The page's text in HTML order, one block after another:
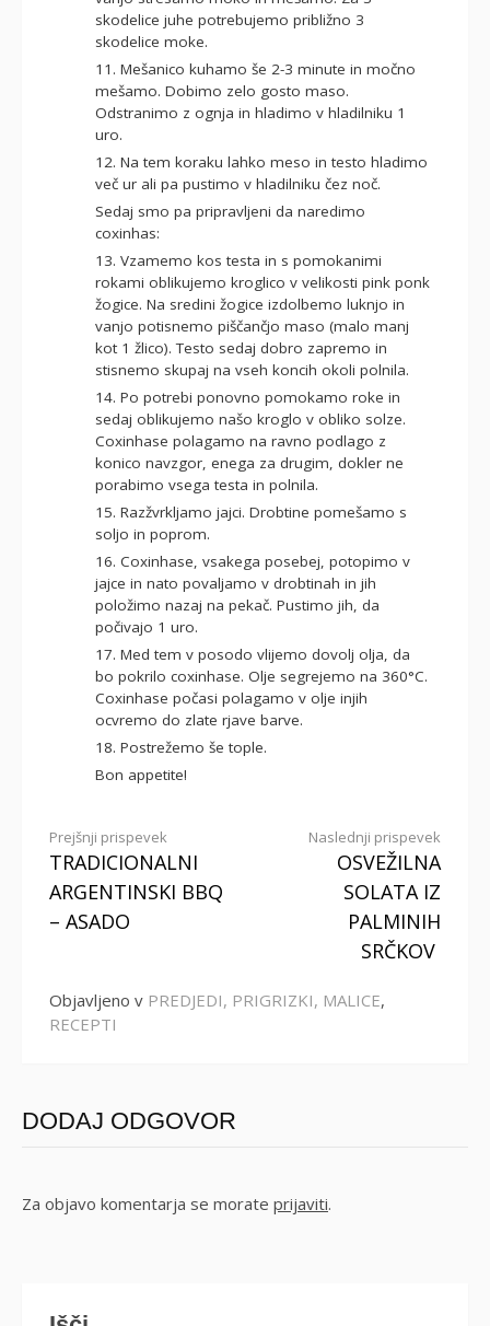
skodelice juhe potrebujemo približno 3
skodelice moke.
11. Mešanico kuhamo še 2-3 minute in močno
mešamo. Dobimo zelo gosto maso.
Odstranimo z ognja in hladimo v hladilniku 1
uro.
12. Na tem koraku lahko meso in testo hladimo
več ur ali pa pustimo v hladilniku čez noč.
Sedaj smo pa pripravljeni da naredimo
coxinhas:
13. Vzamemo kos testa in s pomokanimi
rokami oblikujemo kroglico v velikosti pink ponk
žogice. Na sredini žogice izdolbemo luknjo in
vanjo potisnemo piščančjo maso (malo manj
kot 1 žlico). Testo sedaj dobro zapremo in
stisnemo skupaj na vseh koncih okoli polnila.
14. Po potrebi ponovno pomokamo roke in
sedaj oblikujemo našo kroglo v obliko solze.
Coxinhase polagamo na ravno podlago z
konico navzgor, enega za drugim, dokler ne
porabimo vsega testa in polnila.
15. Razžvrkljamo jajci. Drobtine pomešamo s
soljo in poprom.
16. Coxinhase, vsakega posebej, potopimo v
jajce in nato povaljamo v drobtinah in jih
položimo nazaj na pekač. Pustimo jih, da
počivajo 1 uro.
17. Med tem v posodo vlijemo dovolj olja, da
bo pokrilo coxinhase. Olje segrejemo na 360°C.
Coxinhase počasi polagamo v olje injih
ocvremo do zlate rjave barve.
18. Postrežemo še tople.
Bon appetite!
Beri
dalje
Prejšnji prispevek
TRADICIONALNI
ARGENTINSKI BBQ
– ASADO
Naslednji prispevek
OSVEŽILNA
SOLATA IZ
PALMINIH
SRČKOV
Objavljeno v PREDJEDI, PRIGRIZKI, MALICE,
RECEPTI
DODAJ ODGOVOR
Za objavo komentarja se morate prijaviti.